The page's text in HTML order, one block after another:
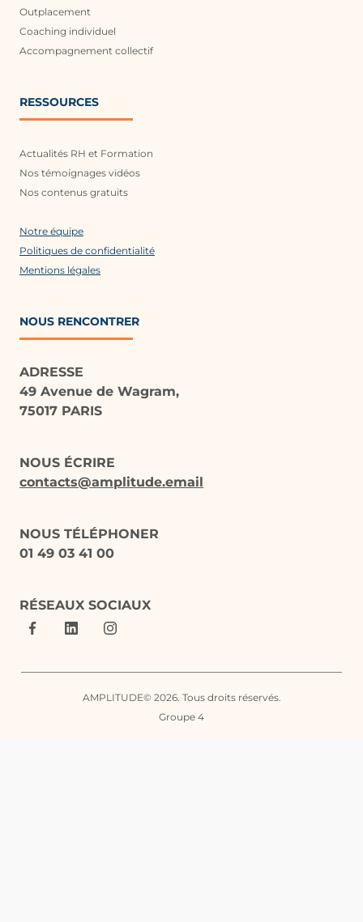
Outplacement
Coaching individuel
Accompagnement collectif
RESSOURCES
Actualités RH et Formation
Nos témoignages vidéos
Nos contenus gratuits
Notre équipe
Politiques de confidentialité
Mentions légales
NOUS RENCONTRER
ADRESSE
49 Avenue de Wagram,
75017 PARIS
NOUS ÉCRIRE
contacts@amplitude.email
NOUS TÉLÉPHONER
01 49 03 41 00
RÉSEAUX SOCIAUX
AMPLITUDE© 2026. Tous droits réservés.
Groupe 4